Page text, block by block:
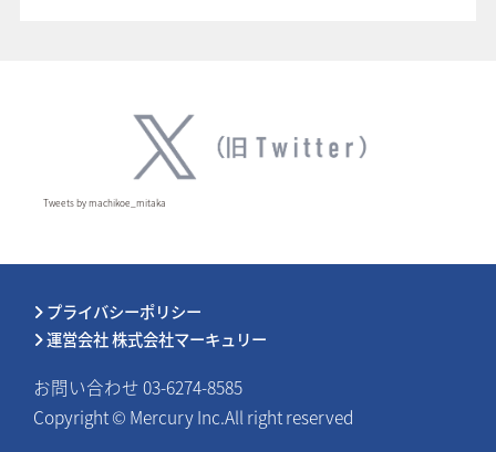
Tweets by machikoe_mitaka
プライバシーポリシー
運営会社 株式会社マーキュリー
お問い合わせ 03-6274-8585
Copyright © Mercury Inc.All right reserved